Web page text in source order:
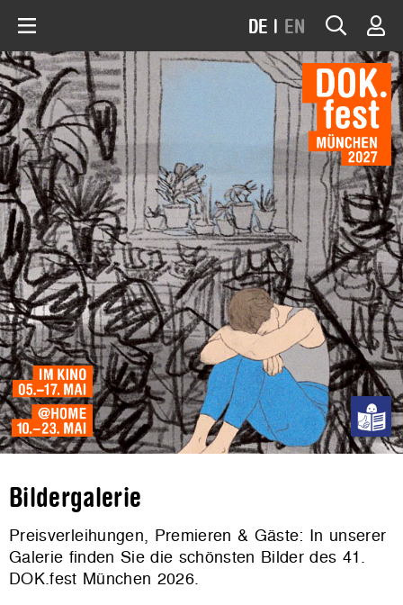
DE | EN
Bildergalerie
Preisverleihungen, Premieren & Gäste: In unserer
Galerie finden Sie die schönsten Bilder des 41.
DOK.fest München 2026.